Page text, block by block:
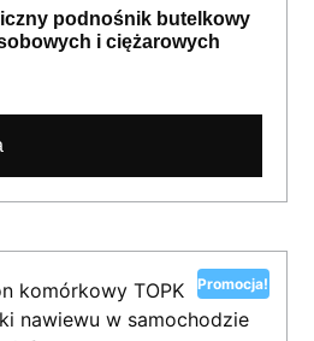
podnośnik butelkowy
i ciężarowych
Promocja!